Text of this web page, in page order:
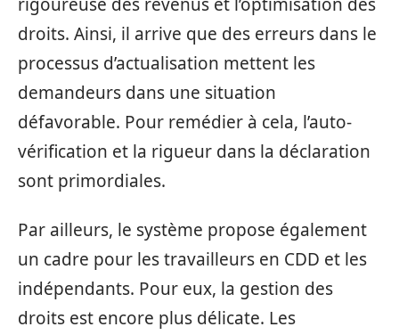
droits. Ainsi, il arrive que des erreurs dans le
processus d’actualisation mettent les
demandeurs dans une situation
défavorable. Pour remédier à cela, l’auto-
vérification et la rigueur dans la déclaration
sont primordiales.
Par ailleurs, le système propose également
un cadre pour les travailleurs en CDD et les
indépendants. Pour eux, la gestion des
droits est encore plus délicate. Les